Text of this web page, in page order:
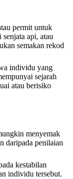
permit untuk
api, atau
semakan rekod
individu yang
sejarah
atau berisiko
menyemak
daripada penilaian
kestabilan
individu tersebut.